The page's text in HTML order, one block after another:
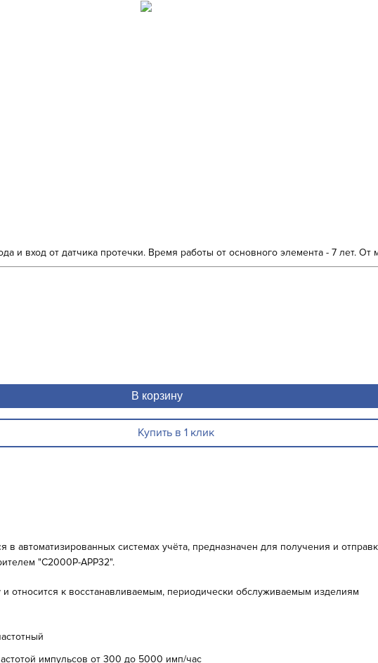
и вход от датчика протечки. Время работы от основного элемента - 7 лет.
В корзину
Купить в 1 клик
в автоматизированных системах учёта, предназначен для получения и
"С2000Р-АРР32".
относится к восстанавливаемым, периодически обслуживаемым изделиям
импульсов от 300 до 5000 имп/час